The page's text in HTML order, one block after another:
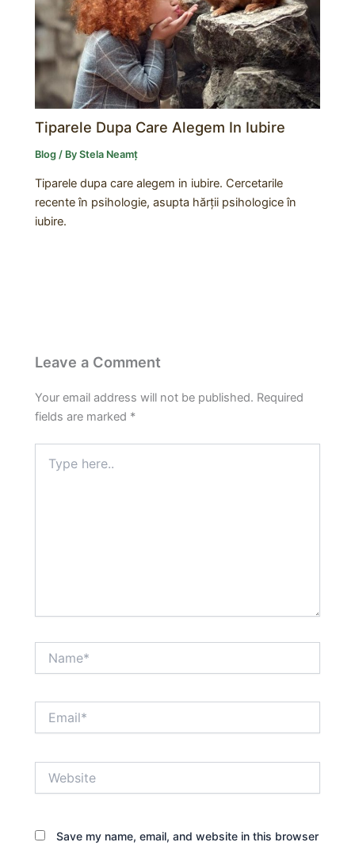
Tiparele Dupa Care Alegem In Iubire
Blog / ByStela Neamț
Tiparele dupa care alegem in iubire. Cercetarile
recente în psihologie, asupta hărții psihologice în
iubire.
Leave a Comment
Your email address will not be published. Required
fields are marked *
here..
Save my name, email, and website in this browser